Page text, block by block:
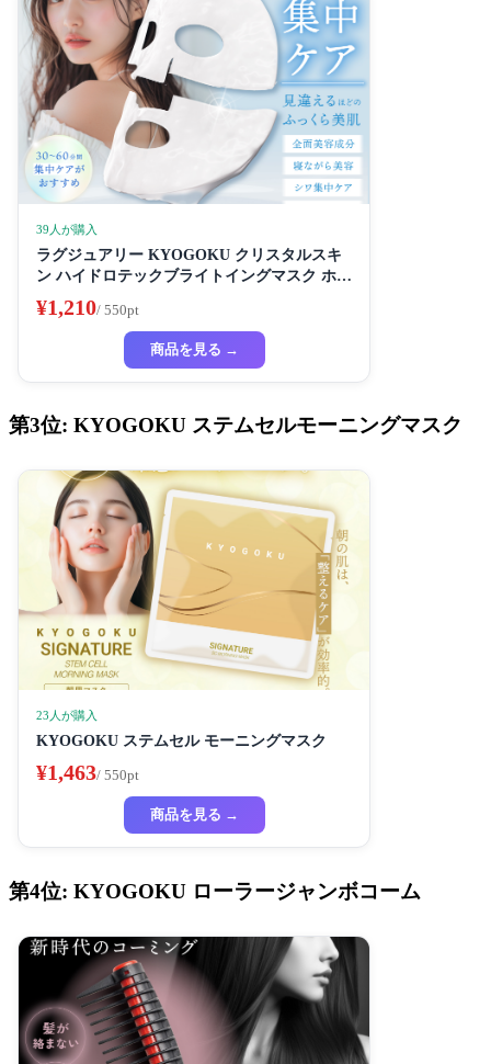
39人が購入
ラグジュアリー KYOGOKU クリスタルスキ
ン ハイドロテックブライトイングマスク ホワ
フェイスパック ビューティーサロン監修者 シ
ートマスク ハイドラ 美容液
¥1,210/ 550pt
商品を見る →
第3位: KYOGOKU ステムセルモーニングマスク
23人が購入
KYOGOKU ステムセル モーニングマスク
¥1,463/ 550pt
商品を見る →
第4位: KYOGOKU ローラージャンボコーム